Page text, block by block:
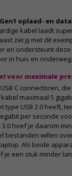
Gen1 oplaad- en
kabel laadt
zet jij met dit
en ondersteunt
in huis en onderweg.
voor maximale
C connectoren,
maximaal 5
type USB 2.0 heeft,
per seconde
hoef je daarom
bestanden willen
Als beide
je een stuk minder